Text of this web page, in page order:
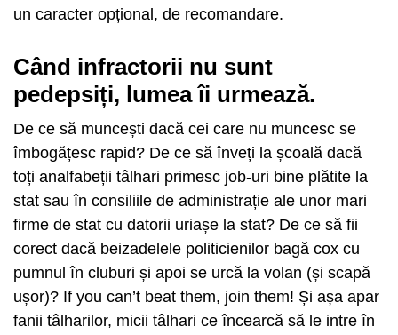
un caracter opțional, de recomandare.
Când infractorii nu sunt
pedepsiți, lumea îi urmează.
De ce să muncești dacă cei care nu muncesc se
îmbogățesc rapid? De ce să înveți la școală dacă
toți analfabeții tâlhari primesc job-uri bine plătite la
stat sau în consiliile de administrație ale unor mari
firme de stat cu datorii uriașe la stat? De ce să fii
corect dacă beizadelele politicienilor bagă cox cu
pumnul în cluburi și apoi se urcă la volan (și scapă
ușor)? If you can’t beat them, join them! Și așa apar
fanii tâlharilor, micii tâlhari ce încearcă să le intre în